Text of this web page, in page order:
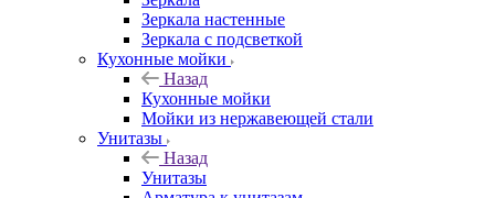
Зеркала настенные
Зеркала с подсветкой
Кухонные мойки
Назад
Кухонные мойки
Мойки из нержавеющей стали
Унитазы
Назад
Унитазы